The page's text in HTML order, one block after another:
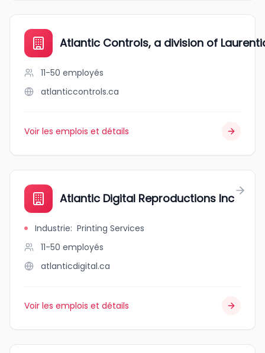
Atlantic Controls, a division of
11-50 employés
atlanticcontrols.ca
Voir les emplois et détails
Atlantic Digital Reproductions Inc
Industrie: Printing Services
11-50 employés
atlanticdigital.ca
Voir les emplois et détails